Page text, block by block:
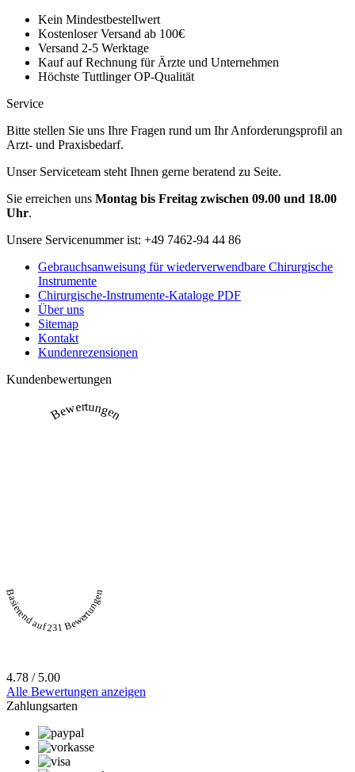
Kein Mindestbestellwert
Kostenloser Versand ab 100€
Versand 2-5 Werktage
Kauf auf Rechnung für Ärzte und Unternehmen
Höchste Tuttlinger OP-Qualität
Service
Bitte stellen Sie uns Ihre Fragen rund um Ihr Anforderungsprofil an
Arzt- und Praxisbedarf.
Unser Serviceteam steht Ihnen gerne beratend zu Seite.
Sie erreichen uns Montag bis Freitag zwischen 09.00 und 18.00
Uhr.
Unsere Servicenummer ist: +49 7462-94 44 86
Gebrauchsanweisung für wiederverwendbare Chirurgische
Instrumente
Chirurgische-Instrumente-Kataloge PDF
Über uns
Sitemap
Kontakt
Kundenrezensionen
Kundenbewertungen
Bewertungen
Basierend auf 231 Bewertungen
4.78 / 5.00
Alle Bewertungen anzeigen
Zahlungsarten